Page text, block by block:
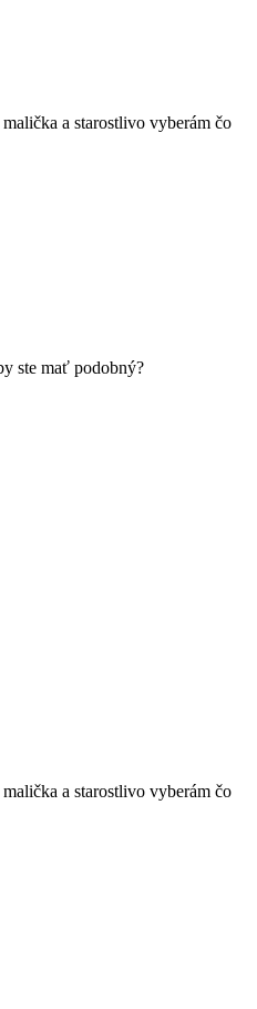
a starostlivo vyberám čo
ste mať podobný?
a starostlivo vyberám čo